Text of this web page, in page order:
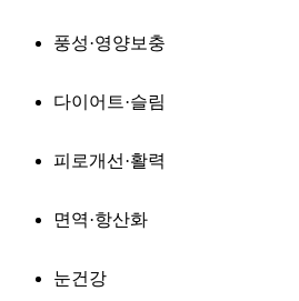
풍성·영양보충
다이어트·슬림
피로개선·활력
면역·항산화
눈건강